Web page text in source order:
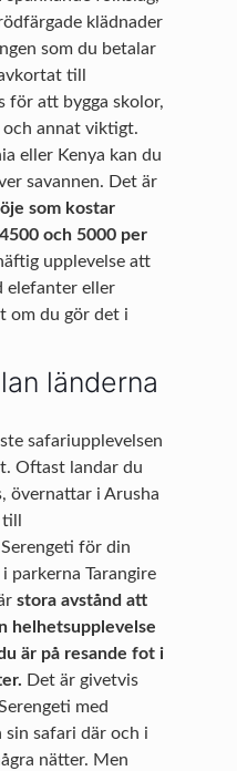
klädnader
som du betalar
till
för att bygga skolor,
annat viktigt.
eller Kenya kan du
savannen. Det är
som kostar
och 5000 per
upplevelse att
elefanter eller
om du gör det i
länderna
safariupplevelsen
Oftast landar du
övernattar i Arusha
till
för din
parkerna Tarangire
stora avstånd att
helhetsupplevelse
är på resande fot i
Det är givetvis
med
sin safari där och i
nätter. Men